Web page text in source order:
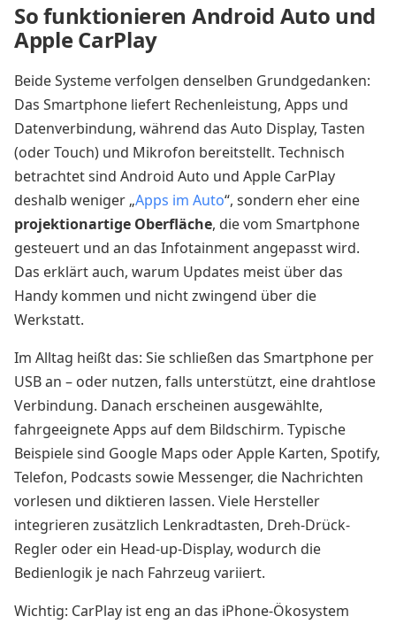
So funktionieren Android Auto und
Apple CarPlay
Beide Systeme verfolgen denselben Grundgedanken:
Das Smartphone liefert Rechenleistung, Apps und
Datenverbindung, während das Auto Display, Tasten
(oder Touch) und Mikrofon bereitstellt. Technisch
betrachtet sind Android Auto und Apple CarPlay
deshalb weniger „Apps im Auto“, sondern eher eine
projektionartige Oberfläche, die vom Smartphone
gesteuert und an das Infotainment angepasst wird.
Das erklärt auch, warum Updates meist über das
Handy kommen und nicht zwingend über die
Werkstatt.
Im Alltag heißt das: Sie schließen das Smartphone per
USB an – oder nutzen, falls unterstützt, eine drahtlose
Verbindung. Danach erscheinen ausgewählte,
fahrgeeignete Apps auf dem Bildschirm. Typische
Beispiele sind Google Maps oder Apple Karten, Spotify,
Telefon, Podcasts sowie Messenger, die Nachrichten
vorlesen und diktieren lassen. Viele Hersteller
integrieren zusätzlich Lenkradtasten, Dreh-Drück-
Regler oder ein Head-up-Display, wodurch die
Bedienlogik je nach Fahrzeug variiert.
Wichtig: CarPlay ist eng an das iPhone-Ökosystem